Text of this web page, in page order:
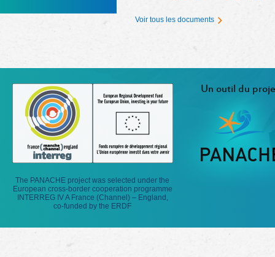
Voir tous les documents
The PANACHE project was selected under the
European cross-border cooperation programme
INTERREG IV A France (Channel) – England,
co-funded by the ERDF
Un outil du